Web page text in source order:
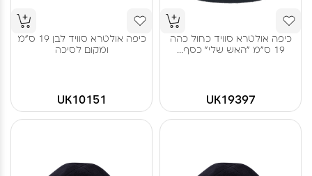
כיפה אולטרא סוויד כחול כהה
19 ס"מ "האש שלי" כסף...
UK19397
כיפה אולטרא סוויד לבן 19 ס"מ
ומקום לסיכה
UK10151